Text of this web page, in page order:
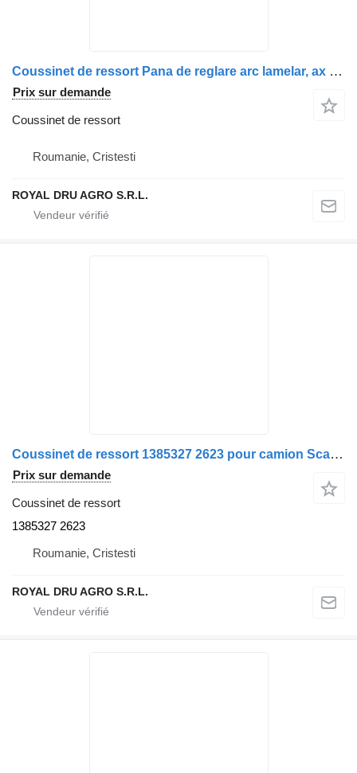
Coussinet de ressort Pana de reglare arc lamelar, ax secundar dreapta, 1383644-13 pour camion Scania Scania
Prix sur demande
Coussinet de ressort
Roumanie, Cristesti
ROYAL DRU AGRO S.R.L.
Coussinet de ressort 1385327 2623 pour camion Scania
Prix sur demande
Coussinet de ressort
1385327 2623
Roumanie, Cristesti
ROYAL DRU AGRO S.R.L.